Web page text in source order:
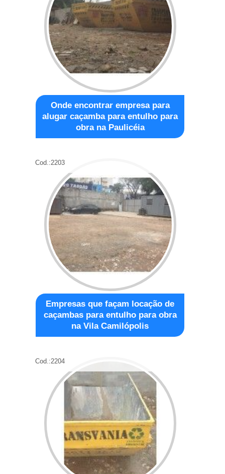
Onde encontrar empresa para
alugar caçamba para entulho para
obra na Paulicéia
Cod.:2203
Empresas que façam locação de
caçambas para entulho para obra
na Vila Camilópolis
Cod.:2204